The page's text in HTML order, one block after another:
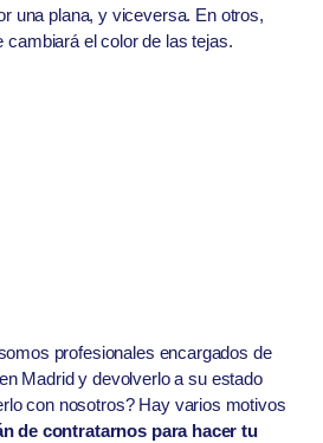
una plana, y viceversa. En otros,
cambiará el color de las tejas.
profesionales encargados de
Madrid y devolverlo a su estado
con nosotros? Hay varios motivos
de contratarnos para hacer tu